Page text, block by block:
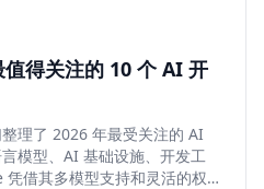
得关注的 10 个 AI 开
理了 2026 年最受关注的 AI
模型、AI 基础设施、开发工
借其多模型支持和灵活的权